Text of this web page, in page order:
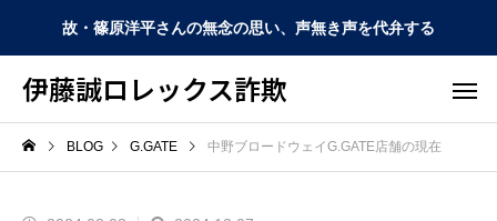
故・篠原洋平さんの無念の思い、声無き声を代弁する
伊藤誠ロレックス詐欺
BLOG G.GATE 中野ブロードウェイG.GATE店舗の現在